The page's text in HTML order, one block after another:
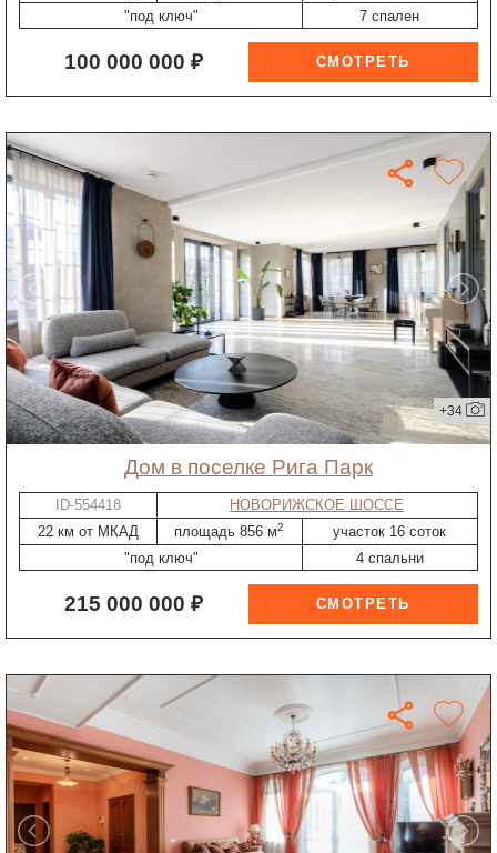
"под ключ"
7 спален
100 000 000 ₽
+34
дом в поселке Рига Парк
ID-554418
НОВОРИЖСКОЕ ШОССЕ
22 км от МКАД
площадь 856 м2
участок 16 соток
"под ключ"
4 спальни
215 000 000 ₽